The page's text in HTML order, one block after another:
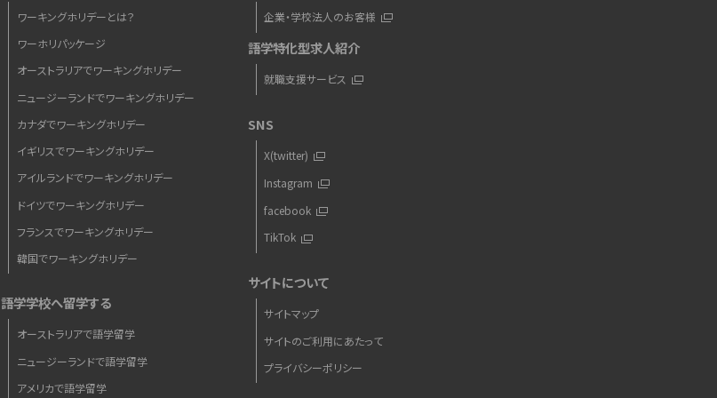
ワーキングホリデーとは？
ワーホリパッケージ
オーストラリアでワーキングホリデー
ニュージーランドでワーキングホリデー
カナダでワーキングホリデー
イギリスでワーキングホリデー
アイルランドでワーキングホリデー
ドイツでワーキングホリデー
フランスでワーキングホリデー
韓国でワーキングホリデー
語学学校へ留学する
オーストラリアで語学留学
ニュージーランドで語学留学
アメリカで語学留学
企業・学校法人のお客様
語学特化型求人紹介
就職支援サービス
SNS
X(twitter)
Instagram
facebook
TikTok
サイトについて
サイトマップ
サイトのご利用にあたって
プライバシーポリシー